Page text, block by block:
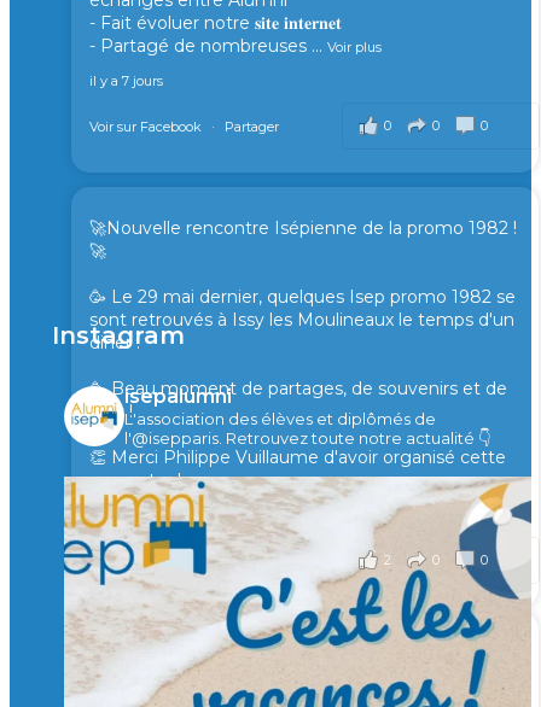
- Fait évoluer notre 𝐬𝐢𝐭𝐞 𝐢𝐧𝐭𝐞𝐫𝐧𝐞𝐭
- Partagé de nombreuses ... Voir plus
il y a 7 jours
0 0 0
Voir sur Facebook · Partager
🚀Nouvelle rencontre Isépienne de la promo 1982 !
🚀
🥳 Le 29 mai dernier, quelques Isep promo 1982 se
sont retrouvés à Issy les Moulineaux le temps d'un
diner !
🥳 Beau moment de partages, de souvenirs et de
rires !
👏 Merci Philippe Vuillaume d'avoir organisé cette
rencontre !
il y a 2 mois
2 0 0
Voir sur Facebook · Partager
🙏 Soutenez l’Isep via la taxe d’apprentissage 2026
et contribuons ensemble à former les générations
d’ingénieurs de demain. 🙏
Instagram
isepalumni
L'association des élèves et diplômés de
l'@isepparis. Retrouvez toute notre actualité 👇